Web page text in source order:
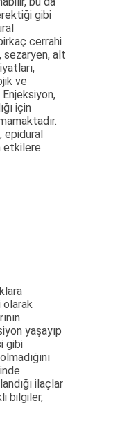
gibi
cerrahi
sezaryen, alt
ve
için
epidural
etkilere
olarak
yaşayıp
gibi
ilaçlar
bilgiler,